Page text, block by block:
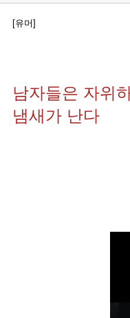
[유머]
남자들은 자위
냄새가 난다